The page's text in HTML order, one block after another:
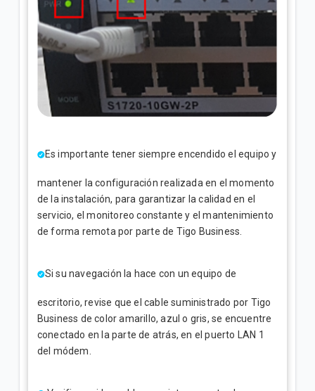
Es importante tener siempre encendido el equipo y
mantener la configuración realizada en el momento
de la instalación, para garantizar la calidad en el
servicio, el monitoreo constante y el mantenimiento
de forma remota por parte de Tigo Business.
Si su navegación la hace con un equipo de
escritorio, revise que el cable suministrado por Tigo
Business de color amarillo, azul o gris, se encuentre
conectado en la parte de atrás, en el puerto LAN 1
del módem.